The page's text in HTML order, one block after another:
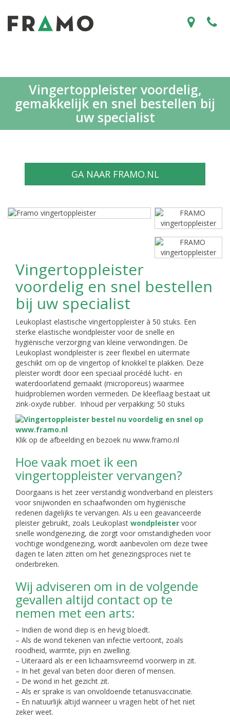
Vingertoppleister voordelig,
gemakkelijk en snel bestellen bij
uw specialist
GA NAAR FRAMO.NL
Vingertoppleister
voordelig en snel bestellen
bij uw specialist
Leukoplast elastische vingertoppleister à 50 stuks. Een
sterke elastische wondpleister voor de snelle en
hygiënische verzorging van kleine verwondingen. De
Leukoplast wondpleister is zeer flexibel en uitermate
geschikt om op de vingertop of knokkel te plakken. Deze
pleister wordt door een speciaal procédé lucht- en
waterdoorlatend gemaakt (microporeus) waarmee
huidproblemen worden vermeden. De kleeflaag bestaat uit
zink-oxyde rubber. Inhoud per verpakking: 50 stuks
Klik op de afbeelding en bezoek nu www.framo.nl
Hoe vaak moet ik een
vingertoppleister vervangen?
Doorgaans is het zeer verstandig wondverband en pleisters
voor snijwonden en schaafwonden om hygiënische
redenen dagelijks te vervangen. Als u een geavanceerde
pleister gebruikt, zoals Leukoplast wondpleister voor
snelle wondgenezing, die zorgt voor omstandigheden voor
vochtige wondgenezing, wordt aanbevolen om deze twee
dagen te laten zitten om het genezingsproces niet te
onderbreken.
Wij adviseren om in de volgende
gevallen altijd contact op te
nemen met een arts:
– Indien de wond diep is en hevig bloedt.
– Als de wond tekenen van infectie vertoont, zoals
roodheid, warmte, pijn en zwelling.
– Uiteraard als er een lichaamsvreemd voorwerp in zit.
– In het geval van beten door dieren of mensen.
– De wond in het gezicht zit.
– Als er sprake is van onvoldoende tetanusvaccinatie.
– En natuurlijk altijd wanneer u vragen hebt of het niet
zeker weet.